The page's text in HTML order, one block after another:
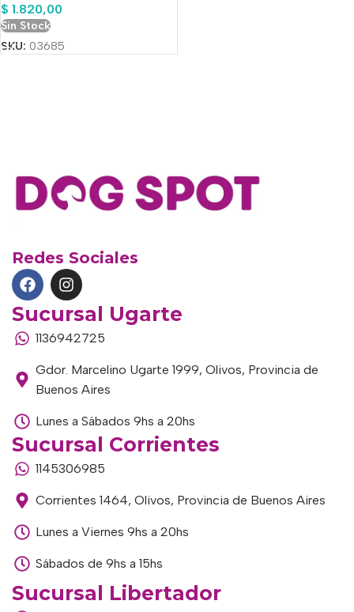
$ 1.820,00
Sin Stock
SKU: 03685
Redes Sociales
Sucursal Ugarte
1136942725
Gdor. Marcelino Ugarte 1999, Olivos, Provincia de
Buenos Aires
Lunes a Sábados 9hs a 20hs
Sucursal Corrientes
1145306985
Corrientes 1464, Olivos, Provincia de Buenos Aires
Lunes a Viernes 9hs a 20hs
Sábados de 9hs a 15hs
Sucursal Libertador